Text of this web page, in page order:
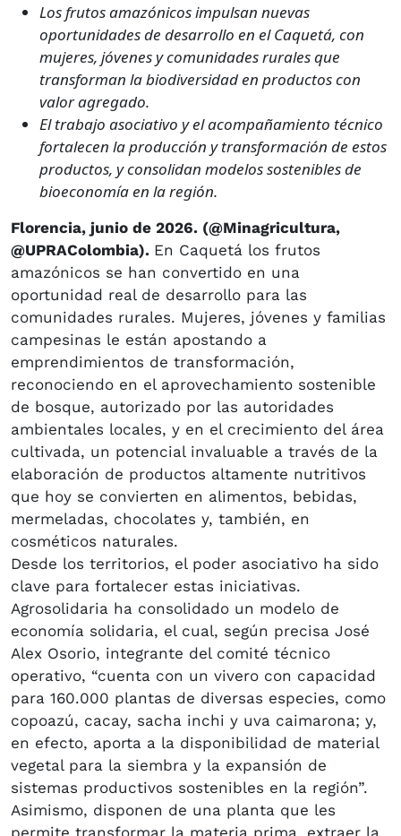
Los frutos amazónicos impulsan nuevas
oportunidades de desarrollo en el Caquetá, con
mujeres, jóvenes y comunidades rurales que
transforman la biodiversidad en productos con
valor agregado.
El trabajo asociativo y el acompañamiento técnico
fortalecen la producción y transformación de estos
productos, y consolidan modelos sostenibles de
bioeconomía en la región.
Florencia, junio de 2026. (@Minagricultura,
@UPRAColombia). En Caquetá los frutos
amazónicos se han convertido en una
oportunidad real de desarrollo para las
comunidades rurales. Mujeres, jóvenes y familias
campesinas le están apostando a
emprendimientos de transformación,
reconociendo en el aprovechamiento sostenible
de bosque, autorizado por las autoridades
ambientales locales, y en el crecimiento del área
cultivada, un potencial invaluable a través de la
elaboración de productos altamente nutritivos
que hoy se convierten en alimentos, bebidas,
mermeladas, chocolates y, también, en
cosméticos naturales.
Desde los territorios, el poder asociativo ha sido
clave para fortalecer estas iniciativas.
Agrosolidaria ha consolidado un modelo de
economía solidaria, el cual, según precisa José
Alex Osorio, integrante del comité técnico
operativo, “cuenta con un vivero con capacidad
para 160.000 plantas de diversas especies, como
copoazú, cacay, sacha inchi y uva caimarona; y,
en efecto, aporta a la disponibilidad de material
vegetal para la siembra y la expansión de
sistemas productivos sostenibles en la región”.
Asimismo, disponen de una planta que les
permite transformar la materia prima, extraer la